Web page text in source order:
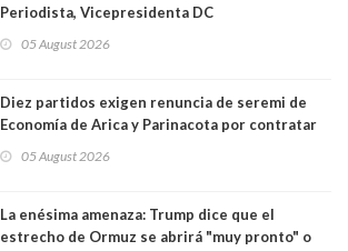
Periodista, Vicepresidenta DC
05 August 2026
Diez partidos exigen renuncia de seremi de
Economía de Arica y Parinacota por contratar
una militante de RN, detenida con 47 kilos de
05 August 2026
La enésima amenaza: Trump dice que el
estrecho de Ormuz se abrirá "muy pronto" o